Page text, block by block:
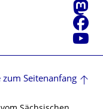
Youtube
zum Seitenanfang